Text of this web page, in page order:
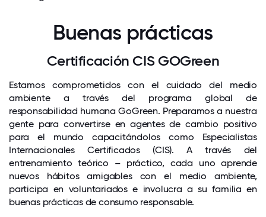
Buenas prácticas
Certificación CIS GOGreen
Estamos comprometidos con el cuidado del medio
ambiente a través del programa global de
responsabilidad humana GoGreen. Preparamos a nuestra
gente para convertirse en agentes de cambio positivo
para el mundo capacitándolos como Especialistas
Internacionales Certificados (CIS). A través del
entrenamiento teórico – práctico, cada uno aprende
nuevos hábitos amigables con el medio ambiente,
participa en voluntariados e involucra a su familia en
buenas prácticas de consumo responsable.